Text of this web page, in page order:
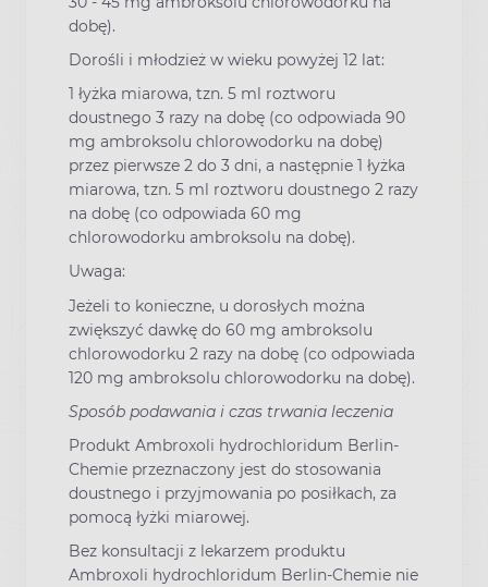
dobę).
Dorośli i młodzież w wieku powyżej 12 lat:
1 łyżka miarowa, tzn. 5 ml roztworu
doustnego 3 razy na dobę (co odpowiada 90
mg ambroksolu chlorowodorku na dobę)
przez pierwsze 2 do 3 dni, a następnie 1 łyżka
miarowa, tzn. 5 ml roztworu doustnego 2 razy
na dobę (co odpowiada 60 mg
chlorowodorku ambroksolu na dobę).
Uwaga:
Jeżeli to konieczne, u dorosłych można
zwiększyć dawkę do 60 mg ambroksolu
chlorowodorku 2 razy na dobę (co odpowiada
120 mg ambroksolu chlorowodorku na dobę).
Sposób podawania i czas trwania leczenia
Produkt Ambroxoli hydrochloridum Berlin-
Chemie przeznaczony jest do stosowania
doustnego i przyjmowania po posiłkach, za
pomocą łyżki miarowej.
Bez konsultacji z lekarzem produktu
Ambroxoli hydrochloridum Berlin-Chemie nie